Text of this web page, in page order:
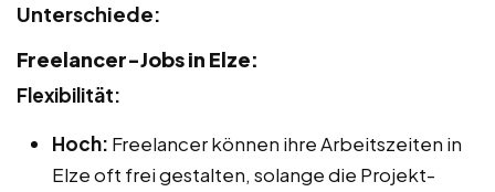
Unterschiede:
Freelancer-Jobs in Elze:
Flexibilität:
Hoch: Freelancer können ihre Arbeitszeiten in
Elze oft frei gestalten, solange die Projekt-